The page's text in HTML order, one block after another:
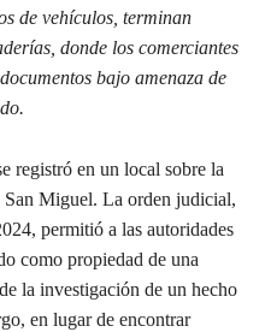
de vehículos, terminan
donde los comerciantes
bajo amenaza de
registró en un local sobre la
San Miguel. La orden judicial,
permitió a las autoridades
como propiedad de una
la investigación de un hecho
en lugar de encontrar